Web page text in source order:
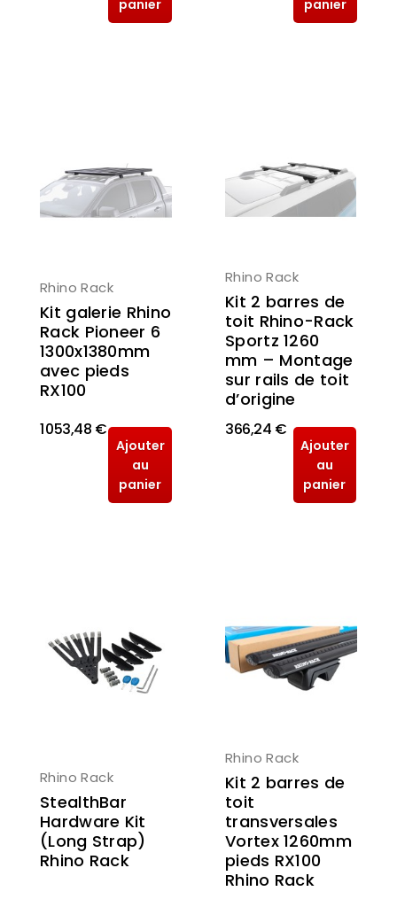
panier
panier
Rhino Rack
Kit galerie Rhino
Rack Pioneer 6
1300x1380mm
avec pieds
RX100
1 053,48 €
Ajouter
au
panier
Rhino Rack
Kit 2 barres de
toit Rhino-Rack
Sportz 1260
mm – Montage
sur rails de toit
d’origine
366,24 €
Ajouter
au
panier
Rhino Rack
StealthBar
Hardware Kit
(Long Strap)
Rhino Rack
Rhino Rack
Kit 2 barres de
toit
transversales
Vortex 1260mm
pieds RX100
Rhino Rack